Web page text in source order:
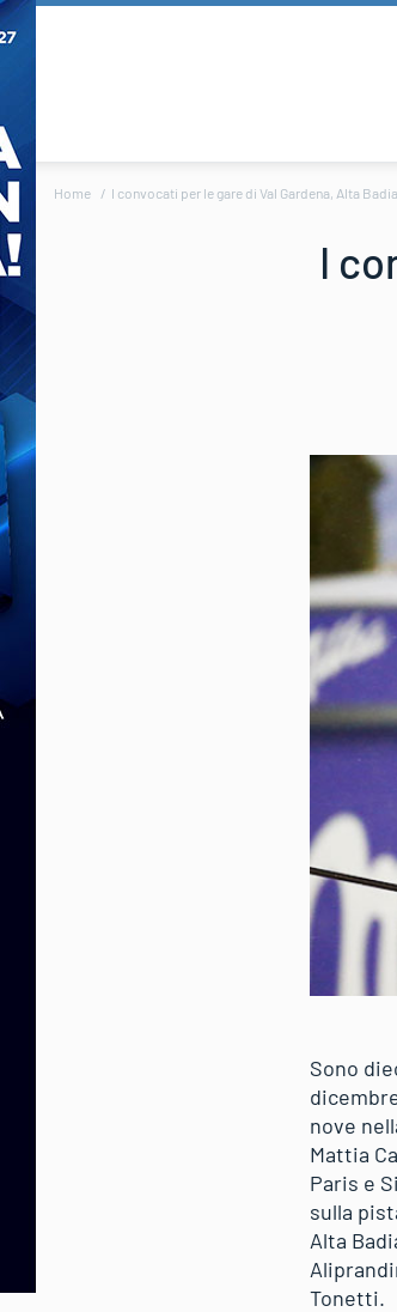
Home I convocati per le gare di Val Gardena, Alta
I
Sono
nove
Mattia
Paris e
sulla
Alta
Tonetti.